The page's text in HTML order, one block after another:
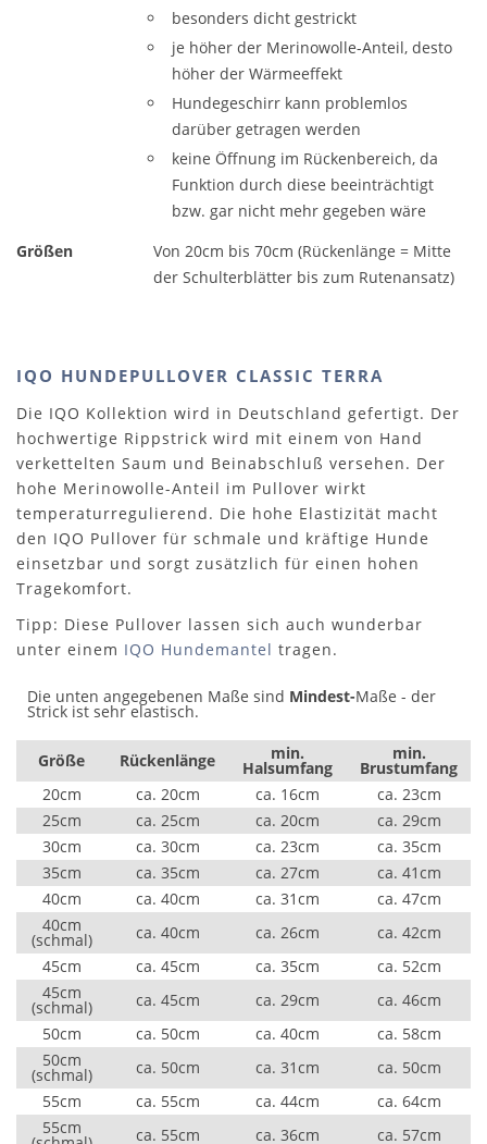
besonders dicht gestrickt
je höher der Merinowolle-Anteil, desto
höher der Wärmeeffekt
Hundegeschirr kann problemlos
darüber getragen werden
keine Öffnung im Rückenbereich, da
Funktion durch diese beeinträchtigt
bzw. gar nicht mehr gegeben wäre
Größen
Von 20cm bis 70cm (Rückenlänge = Mitte
der Schulterblätter bis zum Rutenansatz)
IQO HUNDEPULLOVER CLASSIC TERRA
Die IQO Kollektion wird in Deutschland gefertigt. Der
hochwertige Rippstrick wird mit einem von Hand
verkettelten Saum und Beinabschluß versehen. Der
hohe Merinowolle-Anteil im Pullover wirkt
temperaturregulierend. Die hohe Elastizität macht
den IQO Pullover für schmale und kräftige Hunde
einsetzbar und sorgt zusätzlich für einen hohen
Tragekomfort.
Tipp: Diese Pullover lassen sich auch wunderbar
unter einem IQO Hundemantel tragen.
Die unten angegebenen Maße sind Mindest-Maße - der
Strick ist sehr elastisch.
Größe Rückenlänge min.
Halsumfang
min.
Brustumfang
20cm
ca. 20cm ca. 16cm
ca. 23cm
25cm
ca. 25cm ca. 20cm
ca. 29cm
30cm
ca. 30cm ca. 23cm
ca. 35cm
35cm
ca. 35cm ca. 27cm
ca. 41cm
40cm
ca. 40cm ca. 31cm
ca. 47cm
40cm
(schmal) ca. 40cm ca. 26cm
ca. 42cm
45cm
ca. 45cm ca. 35cm
ca. 52cm
45cm
(schmal) ca. 45cm ca. 29cm
ca. 46cm
50cm
ca. 50cm ca. 40cm
ca. 58cm
50cm
(schmal) ca. 50cm ca. 31cm
ca. 50cm
55cm
ca. 55cm ca. 44cm
ca. 64cm
55cm
ca. 55cm ca. 36cm ca. 57cm